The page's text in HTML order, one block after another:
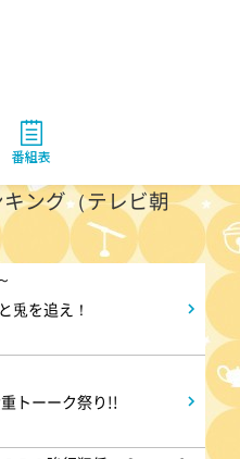
番組表
ング（テレビ朝
兎を追え！
トーーク祭り!!